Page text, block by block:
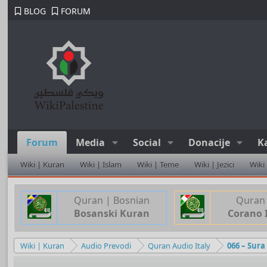
BLOG FORUM
Forum Media Social Donacije
Wiki | Kuran Wiki | Islam Wiki | Teme Wiki | Jezici Wiki
Quran | Bosnian
Bosanski Kuran
Corano
Wiki | Kuran Audio Prevodi Quran Audio Italy 066 –